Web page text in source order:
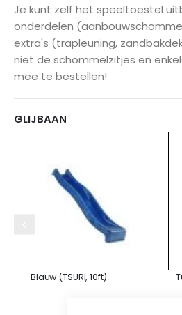
Je kunt zelf het speeltoestel
onderdelen
extra's (trapleuning,
niet de schommelzitjes en
mee te bestellen!
GLIJBAAN
Blauw (TSURI, 10ft)